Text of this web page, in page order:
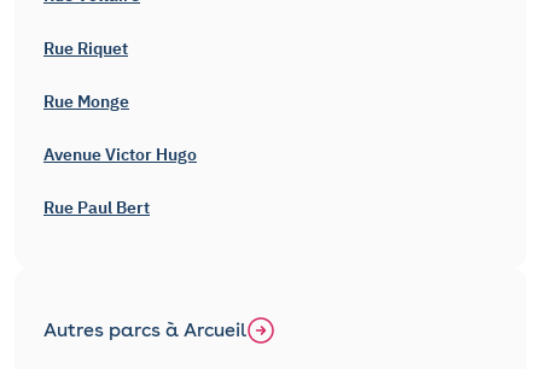
Rue Riquet
Rue Monge
Avenue Victor Hugo
Rue Paul Bert
Autres parcs à Arcueil